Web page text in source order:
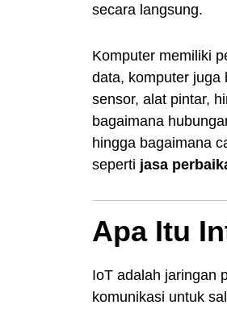
secara langsung.
Komputer memiliki
data, komputer juga
sensor, alat pintar,
bagaimana
hingga bagaimana
seperti jasa
Apa Itu
IoT adalah jaringan
komunikasi untuk